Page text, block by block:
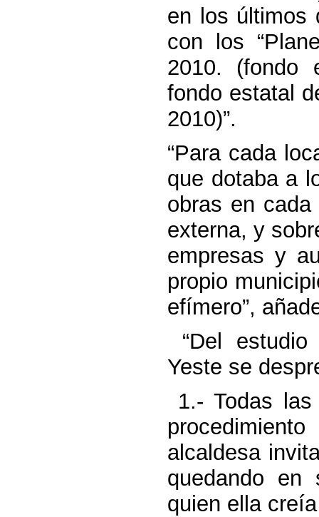
en los últimos
con los
2010. (fondo
fondo estatal
2010)”.
“Para cada
que dotaba a
obras en
externa, y
empresas y
propio
efímero”,
“Del
Yeste se
1.- Todas
alcaldesa
quedando en
quien ella